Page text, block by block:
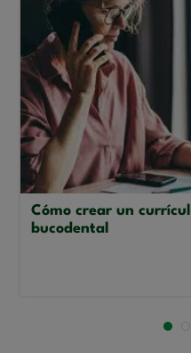
Cómo crear un
bucodental